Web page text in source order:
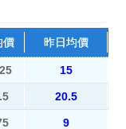
價 昨日均價
15
20.5
9